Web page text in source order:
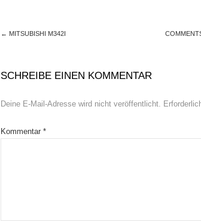
← MITSUBISHI M342I
SCHREIBE EINEN KOMMENTAR
Deine E-Mail-Adresse wird nicht veröffentlicht.
Kommentar *